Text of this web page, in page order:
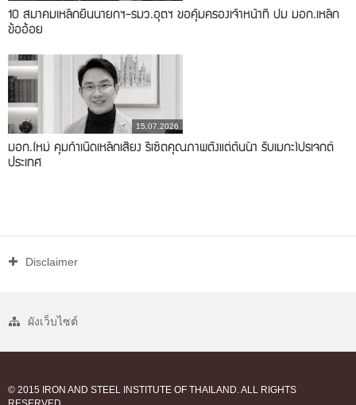
10 สมาคมเหล็กยื่นนายกฯ-รมว.อุตฯ ขอคุ้มครองเจ้าหน้าที่ ปม มอก.เหล็ก
ข้ออ้อย
15.07.2026
มอก.ใหม่ คุมกำเนิดเหล็กเสี่ยง รีเซ็ตคุณภาพตั้งแต่ต้นน้ำ รับเมกะโปรเจกต์
ประเทศ
Disclaimer
ผังเว็บไซต์
© 2015 IRON AND STEEL INSTITUTE OF THAILAND. ALL RIGHTS